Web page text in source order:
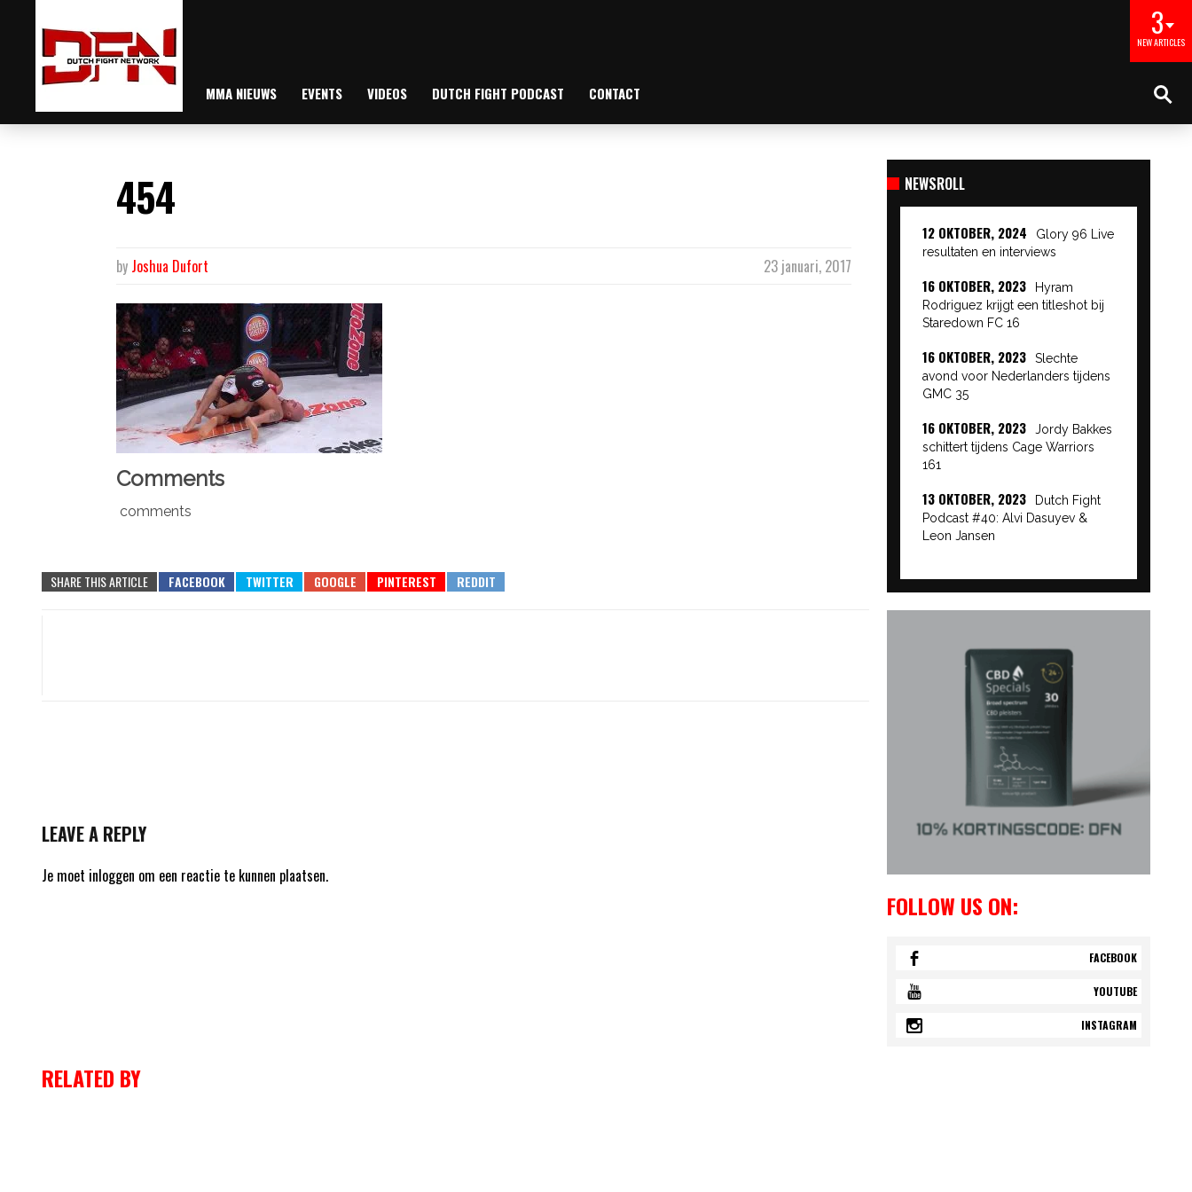
3
NEW ARTICLES
MMA NIEUWS EVENTS VIDEOS DUTCH FIGHT PODCAST CONTACT
454
23 januari, 2017
by Joshua Dufort
Comments
comments
SHARE THIS ARTICLE
LEAVE A REPLY
Je moet inloggen om een reactie te kunnen plaatsen.
NEWSROLL
12 OKTOBER, 2024
Glory 96 Live
resultaten en interviews
16 OKTOBER, 2023
Hyram
Rodriguez krijgt een titleshot bij
Staredown FC 16
16 OKTOBER, 2023
Slechte
avond voor Nederlanders tijdens
GMC 35
16 OKTOBER, 2023
Jordy Bakkes
schittert tijdens Cage Warriors
161
13 OKTOBER, 2023
Dutch Fight
Podcast #40: Alvi Dasuyev &
Leon Jansen
FOLLOW US ON:
FACEBOOK
YOUTUBE
INSTAGRAM
RELATED BY